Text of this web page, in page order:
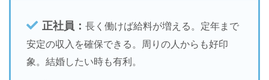
正社員 ： 長く働けば給料が増える。定年まで
安定の収入を確保できる。周りの人からも好印
象。結婚したい時も有利。